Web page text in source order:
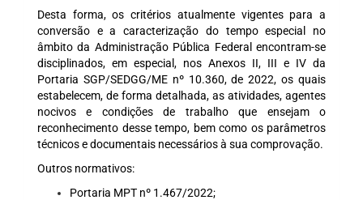
Desta forma, os critérios atualmente vigentes para a
conversão e a caracterização do tempo especial no
âmbito da Administração Pública Federal encontram-se
disciplinados, em especial, nos Anexos II, III e IV da
Portaria SGP/SEDGG/ME nº 10.360, de 2022, os quais
estabelecem, de forma detalhada, as atividades, agentes
nocivos e condições de trabalho que ensejam o
reconhecimento desse tempo, bem como os parâmetros
técnicos e documentais necessários à sua comprovação.
Outros normativos:
Portaria MPT nº 1.467/2022;